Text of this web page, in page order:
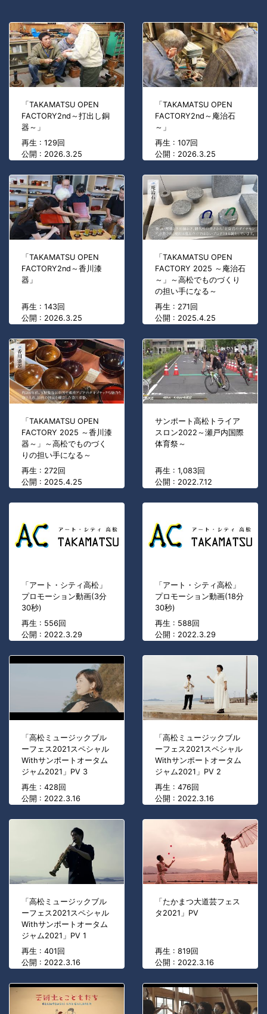
「TAKAMATSU OPEN
FACTORY2nd～打出し銅
器～」
再生 : 129回
公開 : 2026.3.25
「TAKAMATSU OPEN
FACTORY2nd～庵治石
～」
再生 : 107回
公開 : 2026.3.25
「TAKAMATSU OPEN
FACTORY2nd～香川漆
器」
再生 : 143回
公開 : 2026.3.25
「TAKAMATSU OPEN
FACTORY 2025 ～庵治石
～」～高松でものづくり
の担い手になる～
再生 : 271回
公開 : 2025.4.25
「TAKAMATSU OPEN
FACTORY 2025 ～香川漆
器～」～高松でものづく
りの担い手になる～
再生 : 272回
公開 : 2025.4.25
サンポート高松トライア
スロン2022～瀬戸内国際
体育祭～
再生 : 1,083回
公開 : 2022.7.12
「アート・シティ高松」
プロモーション動画(3分
30秒)
再生 : 556回
公開 : 2022.3.29
「アート・シティ高松」
プロモーション動画(18分
30秒)
再生 : 588回
公開 : 2022.3.29
「高松ミュージックブル
ーフェス2021スペシャル
Withサンポートオータム
ジャム2021」PV 3
再生 : 428回
公開 : 2022.3.16
「高松ミュージックブル
ーフェス2021スペシャル
Withサンポートオータム
ジャム2021」PV 2
再生 : 476回
公開 : 2022.3.16
「高松ミュージックブル
ーフェス2021スペシャル
Withサンポートオータム
ジャム2021」PV 1
再生 : 401回
公開 : 2022.3.16
「たかまつ大道芸フェス
タ2021」PV
再生 : 819回
公開 : 2022.3.16